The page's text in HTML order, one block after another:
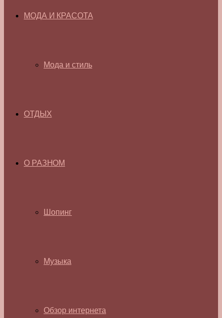
МОДА И КРАСОТА
Мода и стиль
ОТДЫХ
О РАЗНОМ
Шопинг
Музыка
Обзор интернета